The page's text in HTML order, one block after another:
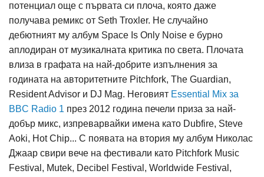
потенциал още с първата си плоча, която даже
получава ремикс от Seth Troxler. Не случайно
дебютният му албум Space Is Only Noise е бурно
аплодиран от музикалната критика по света. Плочата
влиза в графата на най-добрите изпълнения за
годината на авторитетните Pitchfork, The Guardian,
Resident Advisor и DJ Mag. Неговият Essential Mix за
BBC Radio 1 през 2012 година печели приза за най-
добър микс, изпреварвайки имена като Dubfire, Steve
Aoki, Hot Chip... С появата на втория му албум Николас
Джаар свири вече на фестивали като Pitchfork Music
Festival, Mutek, Decibel Festival, Worldwide Festival,